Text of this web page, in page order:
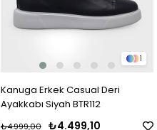
1
Kanuga Erkek Casual Deri
Ayakkabı Siyah BTR112
₺4.499,10
₺4.999,00